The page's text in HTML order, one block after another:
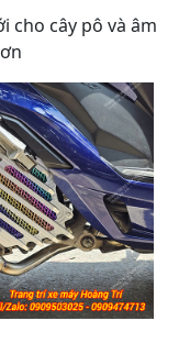
cho cây pô và âm